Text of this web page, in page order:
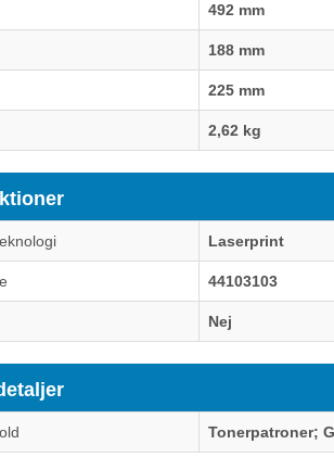
492 mm
188 mm
225 mm
2,62 kg
Laserprint
44103103
Nej
Tonerpatroner;